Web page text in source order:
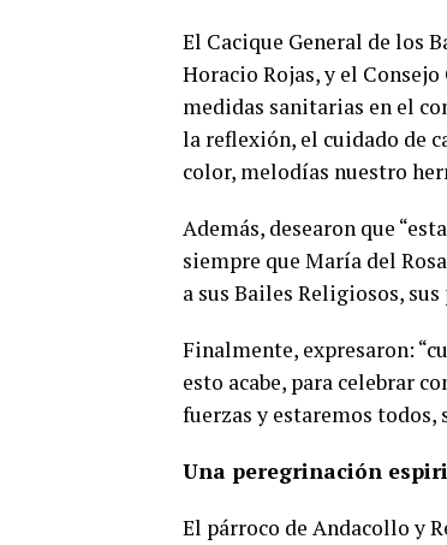
El Cacique General de los
Horacio Rojas, y el
medidas sanitarias en el
la reflexión, el cuidado de
color, melodías nuestro
Además, desearon que
siempre que María del
a sus Bailes Religiosos,
Finalmente, expresaron:
esto acabe, para celebrar
fuerzas y estaremos todos,
Una peregrinación
El párroco de Andacollo y